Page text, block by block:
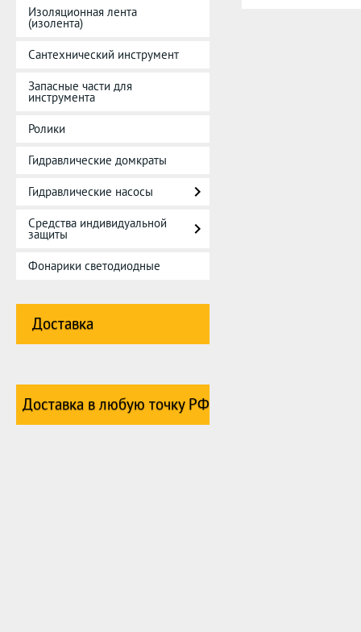
Изоляционная лента
(изолента)
Сантехнический инструмент
Запасные части для
инструмента
Ролики
Гидравлические домкраты
Гидравлические насосы
Средства индивидуальной
защиты
Фонарики светодиодные
Доставка
Доставка в любую точку РФ